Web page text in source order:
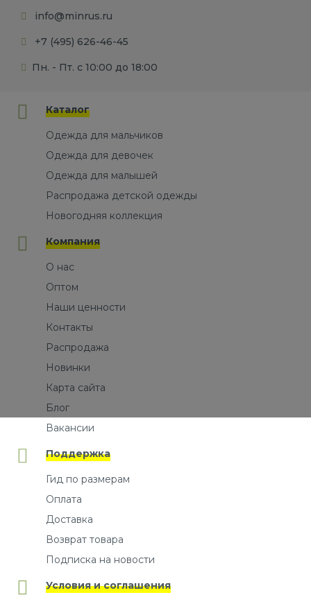
info@minrus.ru
+7 (495) 626-46-45
Пн. - Пт. с 10:00 до 18:00
Каталог
Одежда для мальчиков
Одежда для девочек
Одежда для малышей
Распродажа детской одежды
Новогодняя коллекция
Компания
О нас
Оптом
Наши ценности
Контакты
Распродажа
Новинки
Карта сайта
Блог
Вакансии
Поддержка
Гид по размерам
Оплата
Доставка
Возврат товара
Подписка на новости
Условия и соглашения